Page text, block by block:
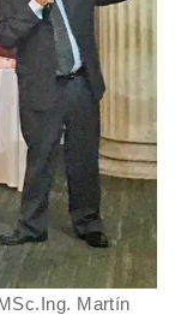
Martín